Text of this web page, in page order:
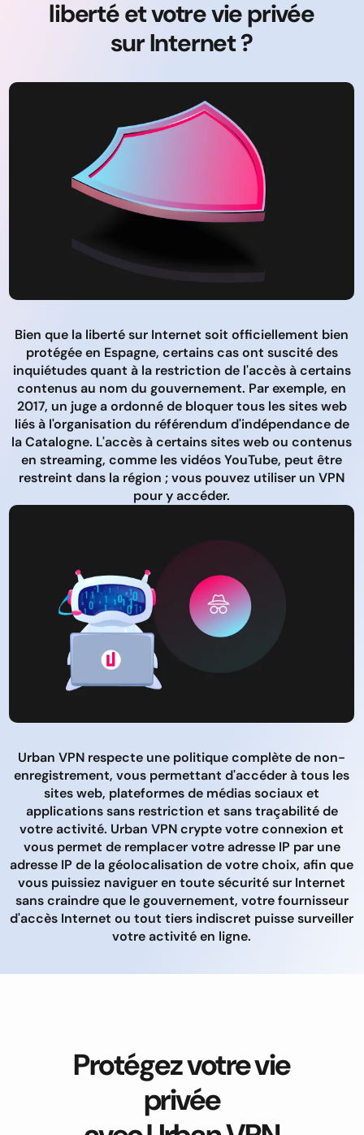
liberté et votre vie privée
sur Internet ?
Bien que la liberté sur Internet soit officiellement bien
protégée en Espagne, certains cas ont suscité des
inquiétudes quant à la restriction de l'accès à certains
contenus au nom du gouvernement. Par exemple, en
2017, un juge a ordonné de bloquer tous les sites web
liés à l'organisation du référendum d'indépendance de
la Catalogne. L'accès à certains sites web ou contenus
en streaming, comme les vidéos YouTube, peut être
restreint dans la région ; vous pouvez utiliser un VPN
pour y accéder.
Urban VPN respecte une politique complète de non-
enregistrement, vous permettant d'accéder à tous les
sites web, plateformes de médias sociaux et
applications sans restriction et sans traçabilité de
votre activité. Urban VPN crypte votre connexion et
vous permet de remplacer votre adresse IP par une
adresse IP de la géolocalisation de votre choix, afin que
vous puissiez naviguer en toute sécurité sur Internet
sans craindre que le gouvernement, votre fournisseur
d'accès Internet ou tout tiers indiscret puisse surveiller
votre activité en ligne.
Protégez votre vie
privée